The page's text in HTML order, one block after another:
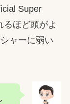
Super
ほど頭がよ
ャーに弱い